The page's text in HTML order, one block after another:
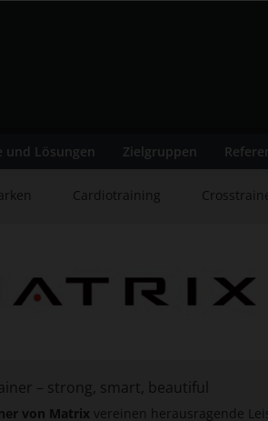
und Lösungen Zielgruppen
Cardiotraining
– strong, smart, beautiful
von Matrix vereinen herausragende